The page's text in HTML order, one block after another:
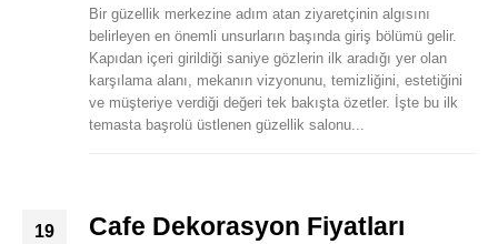
Bir güzellik merkezine adım atan ziyaretçinin algısını
belirleyen en önemli unsurların başında giriş bölümü gelir.
Kapıdan içeri girildiği saniye gözlerin ilk aradığı yer olan
karşılama alanı, mekanın vizyonunu, temizliğini, estetiğini
ve müşteriye verdiği değeri tek bakışta özetler. İşte bu ilk
temasta başrolü üstlenen güzellik salonu...
19
Cafe Dekorasyon Fiyatları